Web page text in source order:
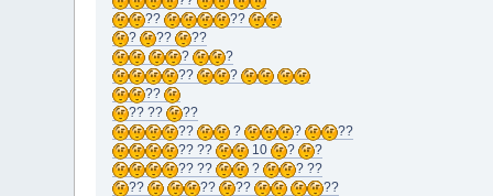
??
??
?
??
??
?
?
??
?
??
?? ??
??
??
? ?
??
?? ??
10 ?
?
?? ??
?
? ??
??
?? ??
??